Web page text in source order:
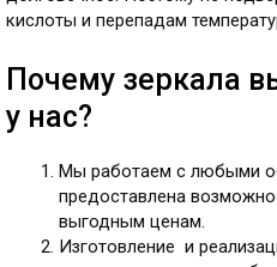
кислоты и перепадам
Почему зеркала
у нас?
Мы работаем с любыми
предоставлена
выгодным ценам.
Изготовление и